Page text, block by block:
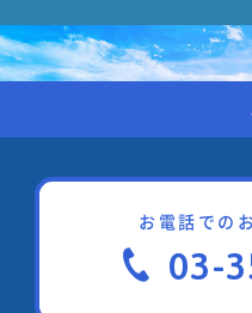
お電話での
03-